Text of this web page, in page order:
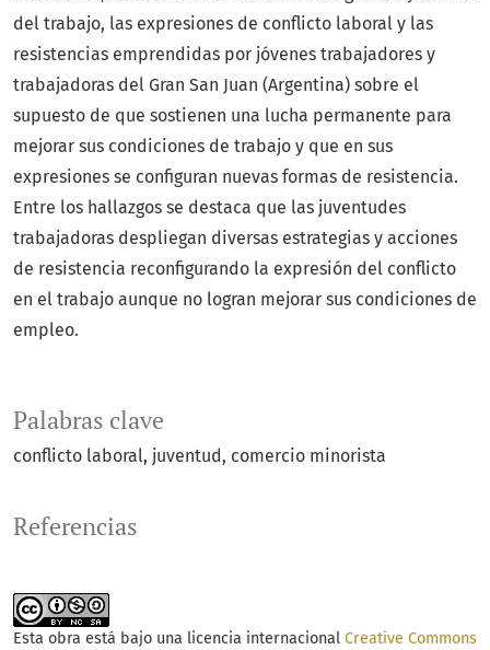
Palabras clave
conflicto laboral juventud comercio minorista
del trabajo, las expresiones de conflicto laboral y las
resistencias emprendidas por jóvenes trabajadores y
trabajadoras del Gran San Juan (Argentina) sobre el
supuesto de que sostienen una lucha permanente para
mejorar sus condiciones de trabajo y que en sus
expresiones se configuran nuevas formas de resistencia.
Entre los hallazgos se destaca que las juventudes
trabajadoras despliegan diversas estrategias y acciones
de resistencia reconfigurando la expresión del conflicto
en el trabajo aunque no logran mejorar sus condiciones de
empleo.
Referencias
Esta obra está bajo una licencia internacional Creative Commons